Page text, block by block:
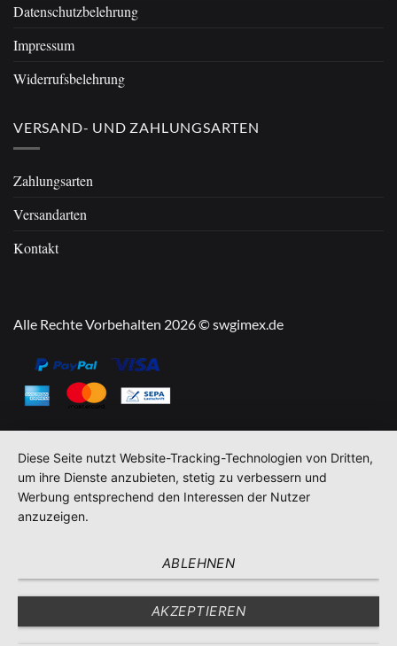
Datenschutzbelehrung
Impressum
Widerrufsbelehrung
VERSAND- UND ZAHLUNGSARTEN
Zahlungsarten
Versandarten
Kontakt
Alle Rechte Vorbehalten 2026 © swgimex.de
Diese Seite nutzt Website-Tracking-Technologien von Dritten,
um ihre Dienste anzubieten, stetig zu verbessern und
Werbung entsprechend den Interessen der Nutzer
anzuzeigen.
ABLEHNEN
AKZEPTIEREN